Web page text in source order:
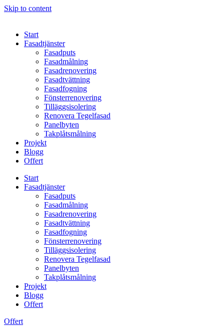
Skip to content
Start
Fasadtjänster
Fasadputs
Fasadmålning
Fasadrenovering
Fasadtvättning
Fasadfogning
Fönsterrenovering
Tilläggsisolering
Renovera Tegelfasad
Panelbyten
Takplåtsmålning
Projekt
Blogg
Offert
Start
Fasadtjänster
Fasadputs
Fasadmålning
Fasadrenovering
Fasadtvättning
Fasadfogning
Fönsterrenovering
Tilläggsisolering
Renovera Tegelfasad
Panelbyten
Takplåtsmålning
Projekt
Blogg
Offert
Offert